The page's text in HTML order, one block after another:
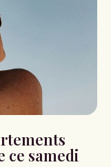
ce samedi